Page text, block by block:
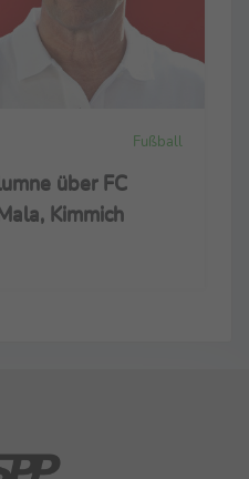
Fußball
über FC
Kimmich